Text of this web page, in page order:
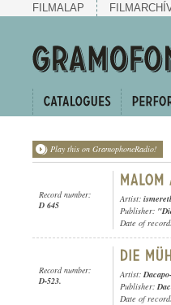
FILMALAP
Play this on GramophoneRadio!
Record number:
D 645
Artist:
Publisher:
Date of
Record number:
D-523.
Artist:
Publisher:
Date of